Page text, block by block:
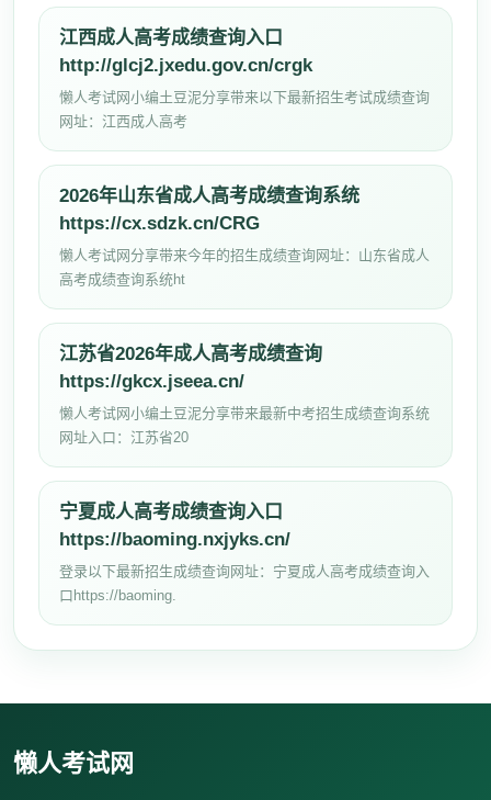
江西成人高考成绩查询入口
http://glcj2.jxedu.gov.cn/crgk
懒人考试网小编土豆泥分享带来以下最新招生考试成绩查询
网址：江西成人高考
2026年山东省成人高考成绩查询系统
https://cx.sdzk.cn/CRG
懒人考试网分享带来今年的招生成绩查询网址：山东省成人
高考成绩查询系统ht
江苏省2026年成人高考成绩查询
https://gkcx.jseea.cn/
懒人考试网小编土豆泥分享带来最新中考招生成绩查询系统
网址入口：江苏省20
宁夏成人高考成绩查询入口
https://baoming.nxjyks.cn/
登录以下最新招生成绩查询网址：宁夏成人高考成绩查询入
口https://baoming.
懒人考试网